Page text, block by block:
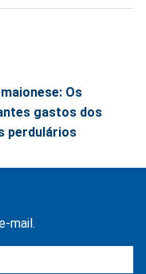
Os
gastos dos
perdulários
mail.